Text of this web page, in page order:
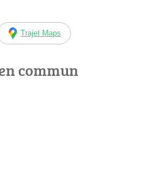
Trajet Maps
commun